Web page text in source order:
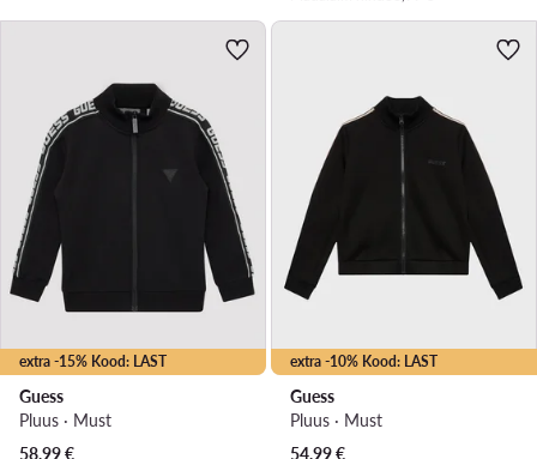
extra -15% Kood: LAST
Guess
Pluus · Must
58,99€
extra -10% Kood: LAST
Guess
Pluus · Must
54,99€